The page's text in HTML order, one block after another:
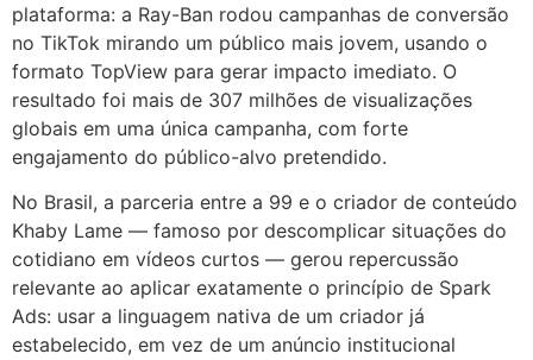
plataforma: a Ray-Ban rodou campanhas de conversão
no TikTok mirando um público mais jovem, usando o
formato TopView para gerar impacto imediato. O
resultado foi mais de 307 milhões de visualizações
globais em uma única campanha, com forte
engajamento do público-alvo pretendido.
No Brasil, a parceria entre a 99 e o criador de conteúdo
Khaby Lame — famoso por descomplicar situações do
cotidiano em vídeos curtos — gerou repercussão
relevante ao aplicar exatamente o princípio de Spark
Ads: usar a linguagem nativa de um criador já
estabelecido, em vez de um anúncio institucional